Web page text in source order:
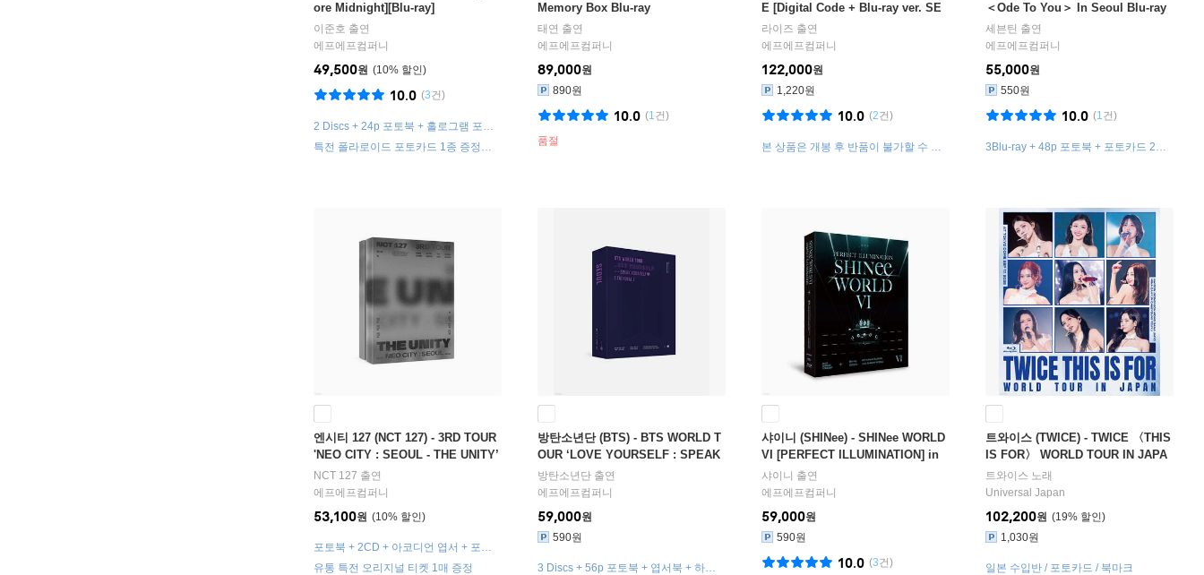
ore Midnight][Blu-ray]
이준호 출연
에프에프컴퍼니
특전 폴라로이드 포토카드 1종 증정
10%
49,500원
(3건)
10.0
2 Discs + 24p 포토북 + 홀로그램 포토
카드 세트 + 미니 포스터
Memory Box Blu-ray
태연 출연
에프에프컴퍼니
89,000원
890원
(1건)
10.0
품절
E [Digital Code + Blu-ray ver. SE
T]
라이즈 출연
에프에프컴퍼니
122,000원
1,220원
(2건)
10.0
본 상품은 개봉 후 반품이 불가할 수 있
＜Ode To You＞ In Seoul Blu-ray
세븐틴 출연
에프에프컴퍼니
55,000원
550원
(1건)
10.0
3Blu-ray + 48p 포토북 + 포토카드 2종
엔시티 127 (NCT 127) - 3RD TOUR
'NEO CITY : SEOUL - THE UNITY’
[Blu-ray]
NCT 127 출연
에프에프컴퍼니
유통 특전 오리지널 티켓 1매 증정
10%
53,100원
포토북 + 2CD + 아코디언 엽서 + 포토
북마크 SET + 접지포스터 1종 삽입
방탄소년단 (BTS) - BTS WORLD T
OUR ‘LOVE YOURSELF : SPEAK
YOURSELF’ [THE FINAL] [Blu-ray]
방탄소년단 출연
에프에프컴퍼니
59,000원
590원
3 Discs + 56p 포토북 + 엽서북 + 하드
샤이니 (SHINee) - SHINee WORLD
VI [PERFECT ILLUMINATION] in
SEOUL [Blu-ray]
샤이니 출연
에프에프컴퍼니
59,000원
590원
(3건)
10.0
트와이스 (TWICE) - TWICE 〈THIS
IS FOR〉 WORLD TOUR IN JAPA
N [통상반 Blu-ray]
트와이스 노래
Universal Japan
19%
102,200원
1,030원
일본 수입반 / 포토카드 / 북마크